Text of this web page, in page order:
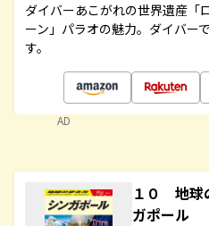
ダイバーあこがれの世界遺産「
ーン」パラオの魅力。ダイバー
す。
AD
１０ 地
ガポール